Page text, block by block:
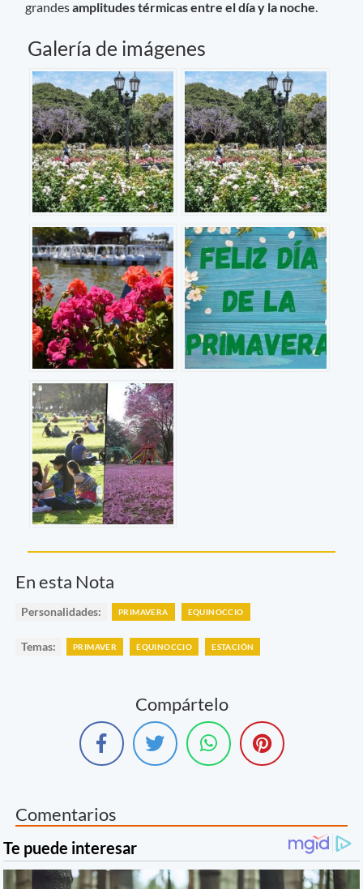
grandesamplitudes térmicas entre el día y la noche
Galería de imágenes
En esta Nota
Personalidades: PRIMAVERA EQUINOCCIO
Temas: PRIMAVER EQUINOCCIO ESTACIÓN
Compártelo
Comentarios